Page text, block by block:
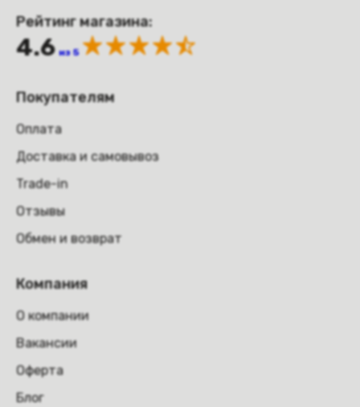
Рейтинг магазина:
4.6 из 5
Покупателям
Оплата
Доставка и самовывоз
Trade-in
Отзывы
Обмен и возврат
Компания
О компании
Вакансии
Оферта
Блог